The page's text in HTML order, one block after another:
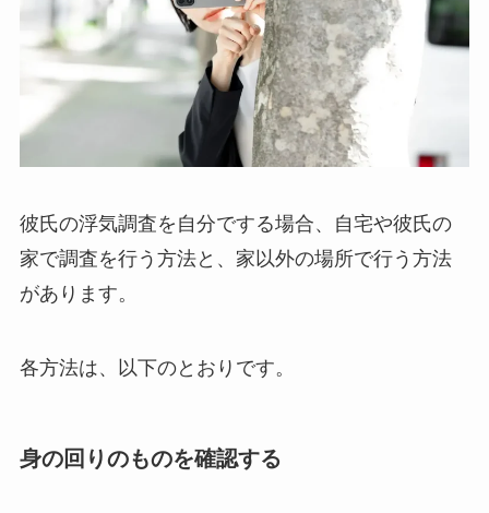
彼氏の浮気調査を自分でする場合、自宅や彼氏の
家で調査を行う方法と、家以外の場所で行う方法
があります。
各方法は、以下のとおりです。
身の回りのものを確認する